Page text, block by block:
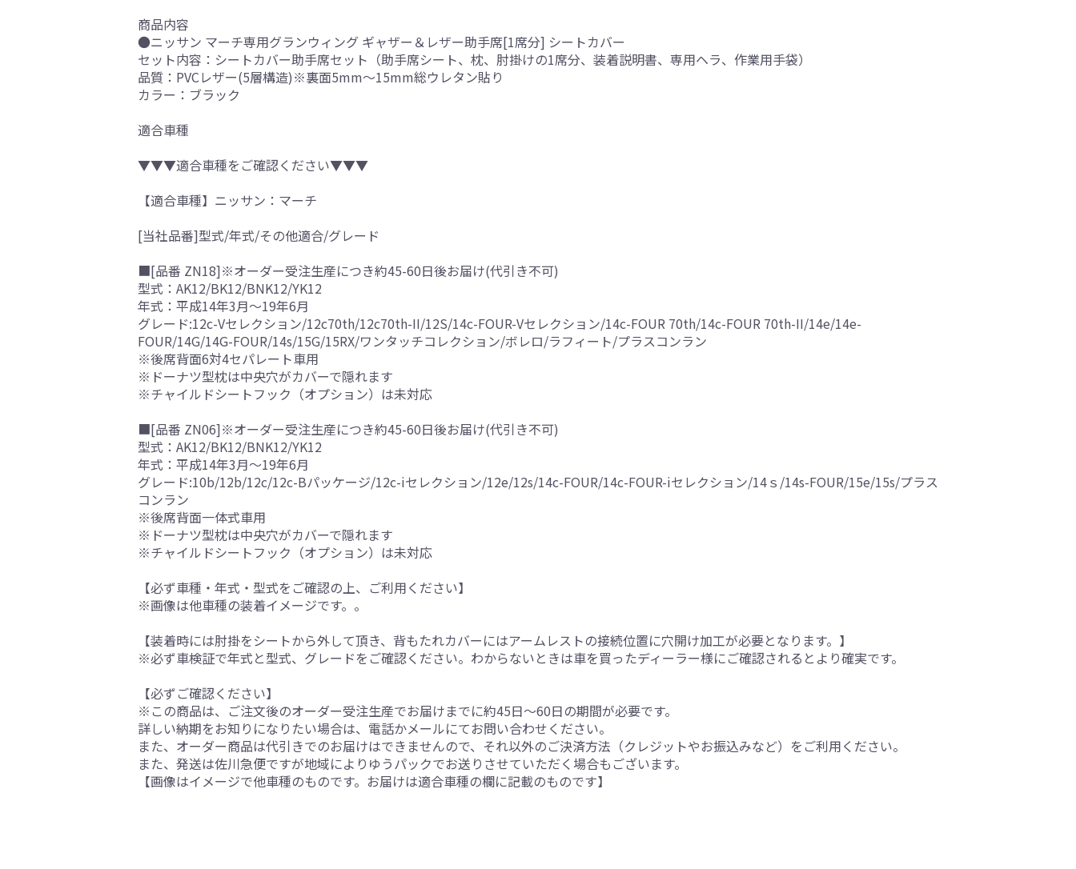
商品内容
●ニッサン マーチ専用グランウィング ギャザー＆レザー助手席[1席分] シートカバー
セット内容：シートカバー助手席セット（助手席シート、枕、肘掛けの1席分、装着説明書、専用ヘラ、作業用手袋）
品質：PVCレザー(5層構造)※裏面5mm～15mm総ウレタン貼り
カラー：ブラック
適合車種
▼▼▼適合車種をご確認ください▼▼▼
【適合車種】ニッサン：マーチ
[当社品番]型式/年式/その他適合/グレード
■[品番 ZN18]※オーダー受注生産につき約45-60日後お届け(代引き不可)
型式：AK12/BK12/BNK12/YK12
年式：平成14年3月～19年6月
グレード:12c-Vセレクション/12c70th/12c70th-II/12S/14c-FOUR-Vセレクション/14c-FOUR 70th/14c-FOUR 70th-II/14e/14e-
FOUR/14G/14G-FOUR/14s/15G/15RX/ワンタッチコレクション/ボレロ/ラフィート/プラスコンラン
※後席背面6対4セパレート車用
※ドーナツ型枕は中央穴がカバーで隠れます
※チャイルドシートフック（オプション）は未対応
■[品番 ZN06]※オーダー受注生産につき約45-60日後お届け(代引き不可)
型式：AK12/BK12/BNK12/YK12
年式：平成14年3月～19年6月
グレード:10b/12b/12c/12c-Bパッケージ/12c-iセレクション/12e/12s/14c-FOUR/14c-FOUR-iセレクション/14ｓ/14s-FOUR/15e/15s/プラス
コンラン
※後席背面一体式車用
※ドーナツ型枕は中央穴がカバーで隠れます
※チャイルドシートフック（オプション）は未対応
【必ず車種・年式・型式をご確認の上、ご利用ください】
※画像は他車種の装着イメージです。。
【装着時には肘掛をシートから外して頂き、背もたれカバーにはアームレストの接続位置に穴開け加工が必要となります。】
※必ず車検証で年式と型式、グレードをご確認ください。わからないときは車を買ったディーラー様にご確認されるとより確実です。
【必ずご確認ください】
※この商品は、ご注文後のオーダー受注生産でお届けまでに約45日～60日の期間が必要です。
詳しい納期をお知りになりたい場合は、電話かメールにてお問い合わせください。
また、オーダー商品は代引きでのお届けはできませんので、それ以外のご決済方法（クレジットやお振込みなど）をご利用ください。
また、発送は佐川急便ですが地域によりゆうパックでお送りさせていただく場合もございます。
【画像はイメージで他車種のものです。お届けは適合車種の欄に記載のものです】